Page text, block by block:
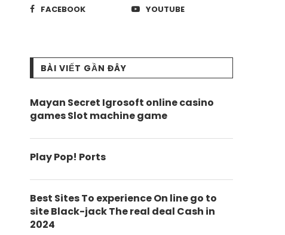
FACEBOOK YOUTUBE
BÀI VIẾT GẦN ĐÂY
Mayan Secret Igrosoft online casino
games Slot machine game
Play Pop! Ports
Best Sites To experience On line go to
site Black-jack The real deal Cash in
2024